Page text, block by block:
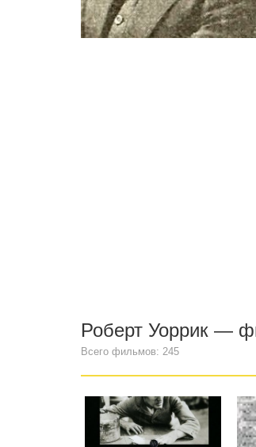
Роберт Уоррик —
Всего фильмов: 245